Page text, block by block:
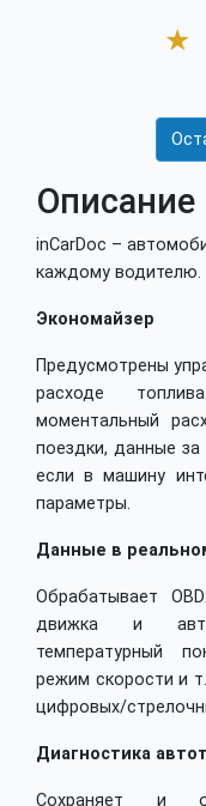
★
Описание
inCarDoc –
каждому водителю.
Экономайзер
Предусмотрены
расходе
моментальный
поездки, данные
если в машину
параметры.
Данные в
Обрабатывает
движка и
температурный
режим скорости и
цифровых/
Диагностика
Сохраняет и